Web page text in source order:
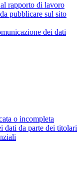
rapporto di lavoro
pubblicare sul sito
dei dati
o incompleta
dati da parte dei titolari